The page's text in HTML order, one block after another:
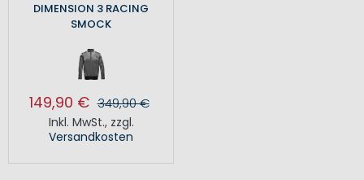
DIMENSION 3 RACING
SMOCK
149,90 € 349,90 €
Inkl. MwSt., zzgl.
Versandkosten